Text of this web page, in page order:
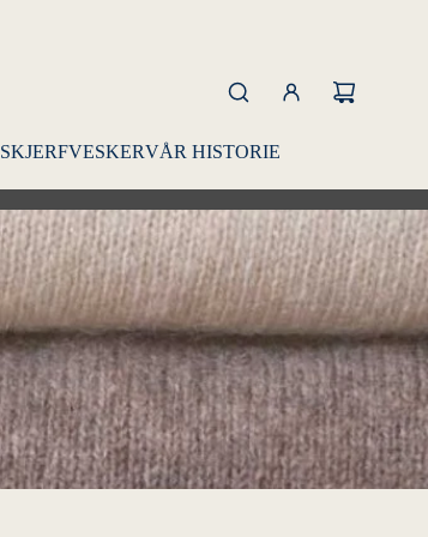
SKJERFVESKERVÅR HISTORIE